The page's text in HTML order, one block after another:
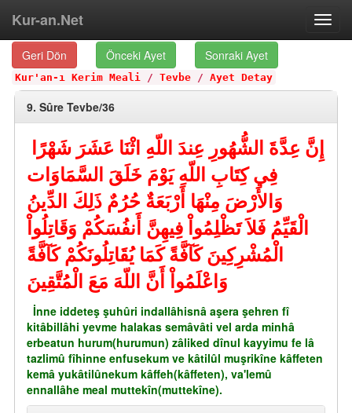
Kur-an.Net
Geri Dön Önceki Ayet Sonraki Ayet
Kur'an-ı Kerim Meali / Tevbe / Ayet Detay
9. Sûre Tevbe/36
إِنَّ عِدَّةَ الشُّهُورِ عِندَ اللّهِ اثْنَا عَشَرَ شَهْرًا
فِي كِتَابِ اللّهِ يَوْمَ خَلَقَ السَّمَاوَات
وَالأَرْضَ مِنْهَا أَرْبَعَةٌ حُرُمٌ ذَلِكَ الدِّينُ
الْقَيِّمُ فَلاَ تَظْلِمُواْ فِيهِنَّ أَنفُسَكُمْ وَقَاتِلُواْ
الْمُشْرِكِينَ كَآفَّةً كَمَا يُقَاتِلُونَكُمْ كَآفَّةً
وَاعْلَمُواْ أَنَّ اللّهَ مَعَ الْمُتَّقِينَ
İnne iddeteş şuhûri indallâhisnâ aşera şehren fî
kitâbillâhi yevme halakas semâvâti vel arda minhâ
erbeatun hurum(hurumun) zâliked dînul kayyimu fe lâ
tazlimû fîhinne enfusekum ve kâtilûl muşrikîne kâffeten
kemâ yukâtilûnekum kâffeh(kâffeten), va'lemû
ennallâhe meal muttekîn(muttekîne).